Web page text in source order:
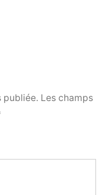
publiée. Les champs